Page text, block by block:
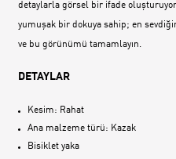
detaylarla görsel bir ifade
yumuşak bir dokuya sahip; en
ve bu görünümü tamamlayın.
DETAYLAR
Kesim: Rahat
Ana malzeme türü: Kazak
Bisiklet yaka